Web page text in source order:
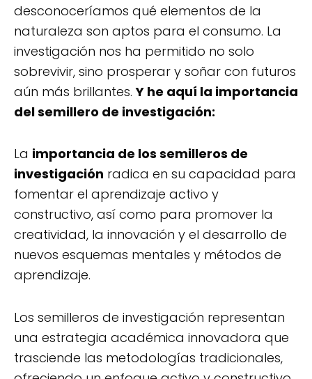
desconoceríamos qué elementos de la
naturaleza son aptos para el consumo. La
investigación nos ha permitido no solo
sobrevivir, sino prosperar y soñar con futuros
aún más brillantes.Y he aquí la importancia
del semillero de investigación:
La importancia de los semilleros de
investigación radica en su capacidad para
fomentar el aprendizaje activo y
constructivo, así como para promover la
creatividad, la innovación y el desarrollo de
nuevos esquemas mentales y métodos de
aprendizaje.
Los semilleros de investigación representan
una estrategia académica innovadora que
trasciende las metodologías tradicionales,